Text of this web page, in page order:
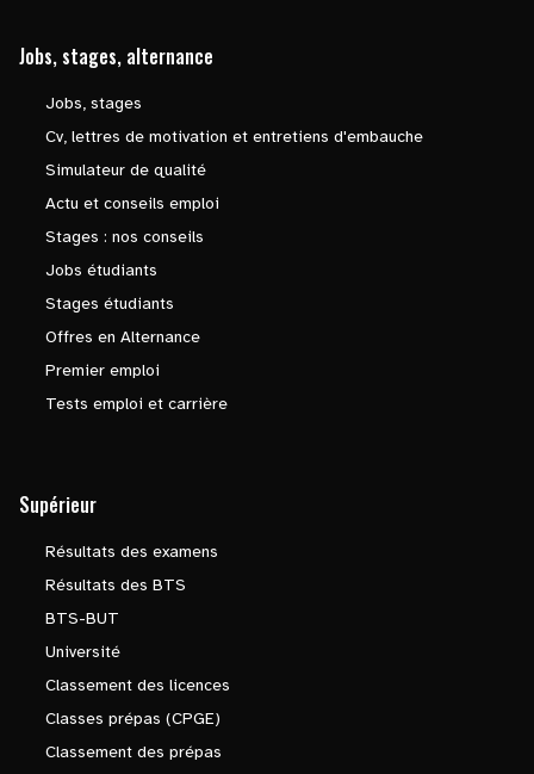
Jobs, stages, alternance
Jobs, stages
Cv, lettres de motivation et entretiens d'embauche
Simulateur de qualité
Actu et conseils emploi
Stages : nos conseils
Jobs étudiants
Stages étudiants
Offres en Alternance
Premier emploi
Tests emploi et carrière
Supérieur
Résultats des examens
Résultats des BTS
BTS-BUT
Université
Classement des licences
Classes prépas (CPGE)
Classement des prépas